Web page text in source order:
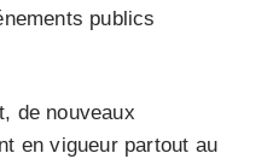
publics
de nouveaux
en vigueur partout au